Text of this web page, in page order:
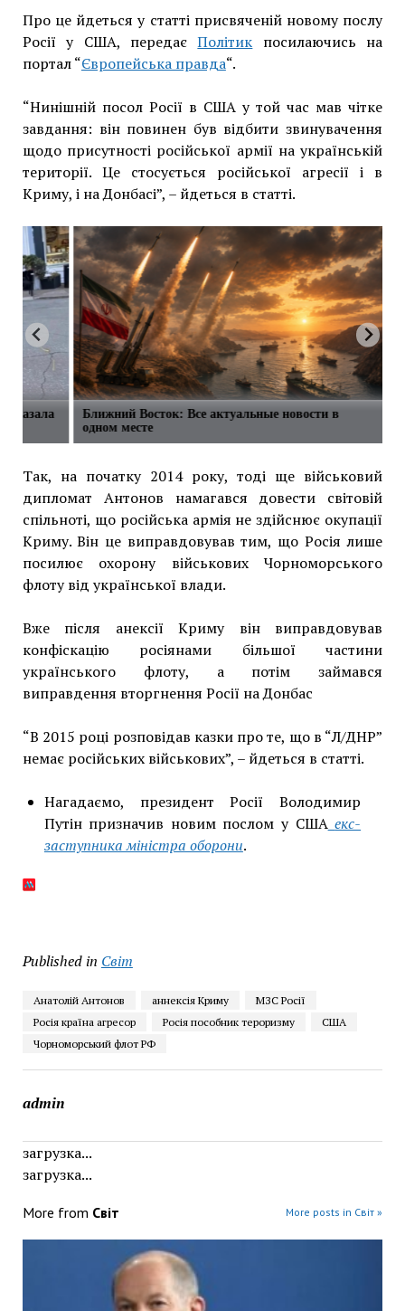
Про це йдеться у статті присвяченій новому послу
Росії у США, передаєПолітик посилаючись на
портал “Європейська правда“.
“Нинішній посол Росії в США у той час мав чітке
завдання: він повинен був відбити звинувачення
щодо присутності російської армії на українській
території. Це стосується російської агресії і в
Криму, і на Донбасі”, – йдеться в статті.
Ближний Восток: Все актуальные новости в
одном месте
Так, на початку 2014 року, тоді ще військовий
дипломат Антонов намагався довести світовій
спільноті, що російська армія не здійснює окупації
Криму. Він це виправдовував тим, що Росія лише
посилює охорону військових Чорноморського
флоту від української влади.
Вже після анексії Криму він виправдовував
конфіскацію росіянами більшої частини
українського флоту, а потім займався
виправдення вторгнення Росії на Донбас
“В 2015 році розповідав казки про те, що в “Л/ДНР”
немає російських військових”, – йдеться в статті.
Нагадаємо, президент Росії Володимир
Путін призначив новим послом у США екс-
заступника міністра оборони.
Published in Світ
Анатолій Антонов аннексія Криму
МЗС Росії
Росія країна агресор
Росія пособник тероризму
США
Чорноморський флот РФ
admin
загрузка...
загрузка...
More from Світ More posts in Світ »